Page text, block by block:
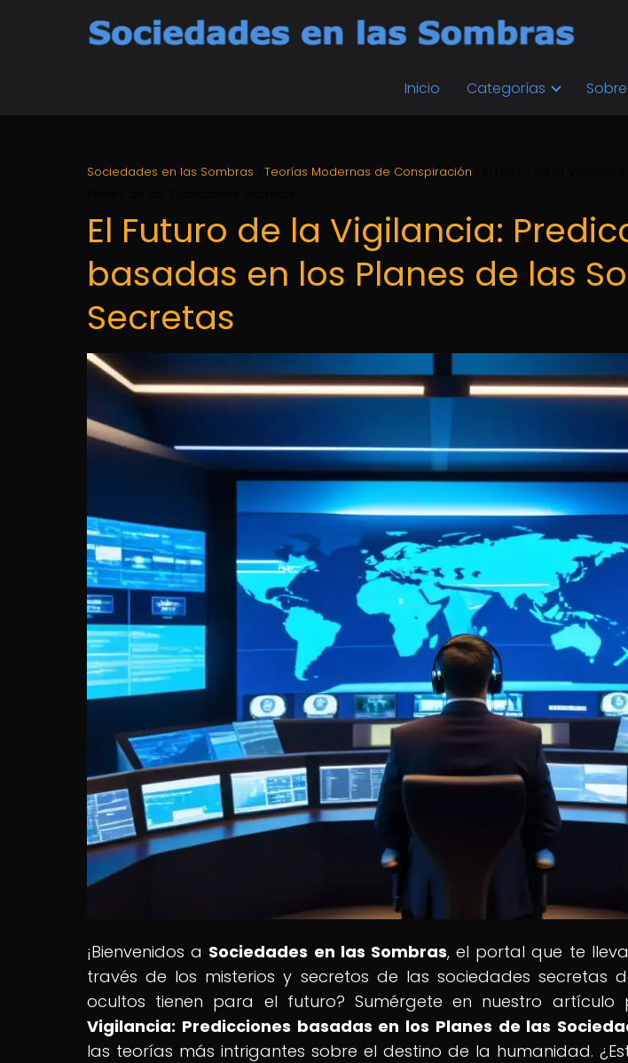
Inicio Categorías
Sociedades en las Sombras Teorías Modernas de Conspiración
El Futuro de la Vigilancia:
basadas en los Planes de las
Secretas
¡Bienvenidos a Sociedades en las Sombras, el portal que te
través de los misterios y secretos de las sociedades secretas
ocultos tienen para el futuro? Sumérgete en nuestro artículo
Vigilancia: Predicciones basadas en los Planes de las
las teorías más intrigantes sobre el destino de la humanidad.